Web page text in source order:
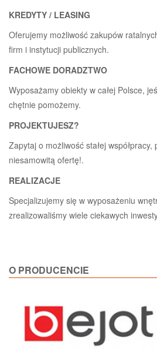
KREDYTY / LEASING
Oferujemy możliwość zakupów
firm i instytucji publicznych.
FACHOWE DORADZTWO
Wyposażamy obiekty w całej Polsce,
chętnie pomożemy.
PROJEKTUJESZ?
Zapytaj o możliwość stałej
niesamowitą ofertę!.
REALIZACJE
Specjalizujemy się w wyposażeniu
zrealizowaliśmy wiele ciekawych
O PRODUCENCIE